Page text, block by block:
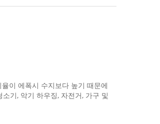
이 에폭시 수지보다 높기 때문에
기, 악기 하우징, 자전거, 가구 및